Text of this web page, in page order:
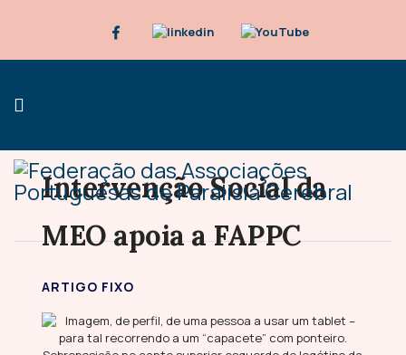
Intervenção Social da
MEO apoia a FAPPC
ARTIGO FIXO